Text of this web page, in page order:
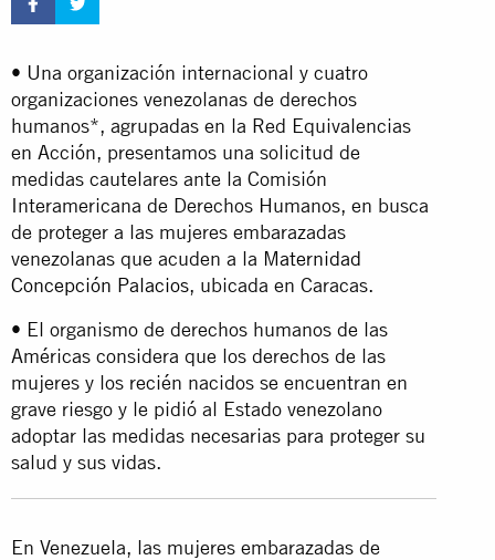
• Una organización internacional y cuatro
organizaciones venezolanas de derechos
humanos*, agrupadas en la Red Equivalencias
en Acción, presentamos una solicitud de
medidas cautelares ante la Comisión
Interamericana de Derechos Humanos, en busca
de proteger a las mujeres embarazadas
venezolanas que acuden a la Maternidad
Concepción Palacios, ubicada en Caracas.
• El organismo de derechos humanos de las
Américas considera que los derechos de las
mujeres y los recién nacidos se encuentran en
grave riesgo y le pidió al Estado venezolano
adoptar las medidas necesarias para proteger su
salud y sus vidas.
En Venezuela, las mujeres embarazadas de